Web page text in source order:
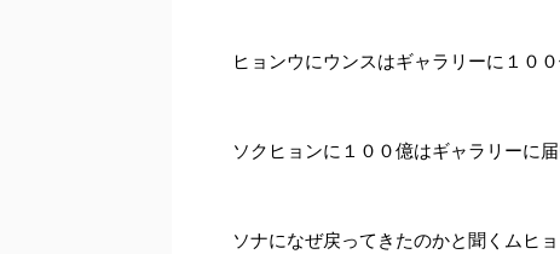
ヒョンウにウンスはギャラリーに１０
ソクヒョンに１００億はギャラリーに
ソナになぜ戻ってきたのかと聞くムヒョ